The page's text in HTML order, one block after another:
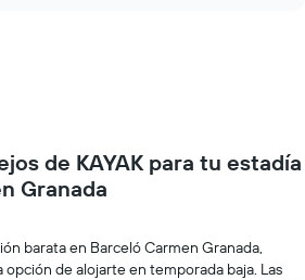
de KAYAK para tu estadía
Granada
barata en Barceló Carmen Granada,
opción de alojarte en temporada baja. Las